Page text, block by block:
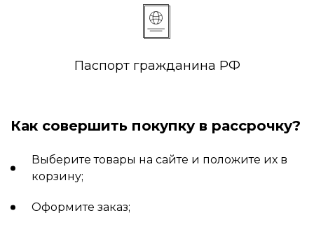
Паспорт гражданина РФ
Как совершить покупку в рассрочку?
Выберите товары на сайте и положите их в
корзину;
Оформите заказ;